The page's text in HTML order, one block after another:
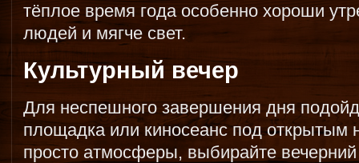
тёплое время года особенно хороши
людей и мягче свет.
Культурный вечер
Для неспешного завершения дня
площадка или киносеанс под открытым
просто атмосферы, выбирайте